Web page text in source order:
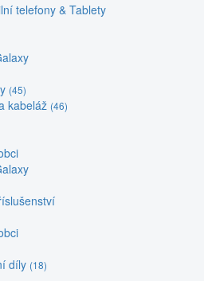
telefony & Tablety
(45)
kabeláž (46)
díly (18)